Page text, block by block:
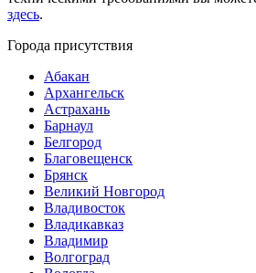
здесь.
Города присутствия
Абакан
Архангельск
Астрахань
Барнаул
Белгород
Благовещенск
Брянск
Великий Новгород
Владивосток
Владикавказ
Владимир
Волгоград